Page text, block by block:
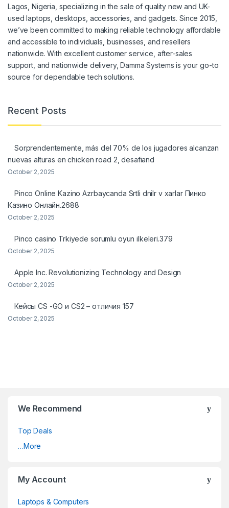
Lagos, Nigeria, specializing in the sale of quality new and UK-
used laptops, desktops, accessories, and gadgets. Since 2015,
we’ve been committed to making reliable technology affordable
and accessible to individuals, businesses, and resellers
nationwide. With excellent customer service, after-sales
support, and nationwide delivery, Damma Systems is your go-to
source for dependable tech solutions.
Recent Posts
Sorprendentemente, más del 70% de los jugadores alcanzan
nuevas alturas en chicken road 2, desafiand
October 2, 2025
Pinco Online Kazino Azrbaycanda Srtli dnilr v xarlar Пинко
Казино Онлайн.2688
October 2, 2025
Pinco casino Trkiyede sorumlu oyun ilkeleri.379
October 2, 2025
Apple Inc. Revolutionizing Technology and Design
October 2, 2025
Кейсы CS -GO и CS2 – отличия 157
October 2, 2025
We Recommend
Top Deals
…More
My Account
Laptops & Computers